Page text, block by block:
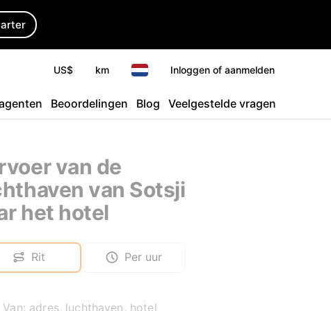
US$ km Inloggen of aanmelden
Beoordelingen Blog Veelgestelde vragen
van de
van Sotsji
het hotel
Rit Per uur
Van: adres, luchthaven, hotel